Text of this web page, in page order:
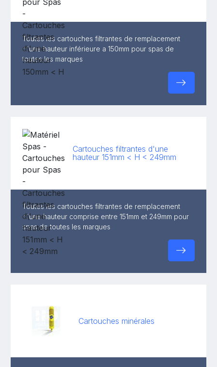
Toutes les cartouches filtrantes de remplacement
d'une hauteur inférieure a 150mm pour spas de
toutes les marques
Cartouches filtrantes d'une
hauteur 151mm < H < 249mm
Toutes les cartouches filtrantes de remplacement
d'une hauteur comprise entre 151mm et 249mm pour
spas de toutes les marques
Cartouches minérales